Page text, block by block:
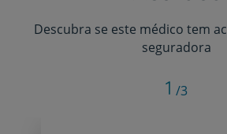
Descubra se este médico tem
seguradora
1 /3